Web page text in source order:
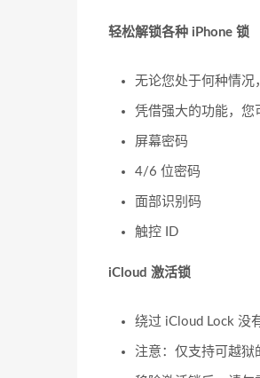
轻松解锁各种 iPhone 锁
无论您处于何种情况
凭借强大的功能，您
屏幕密码
4/6 位密码
面部识别码
触控 ID
iCloud 激活锁
绕过 iCloud Lock 没
注意：仅支持可越狱